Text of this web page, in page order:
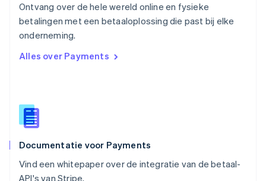
Ontvang over de hele wereld online en fysieke
betalingen met een betaaloplossing die past bij elke
onderneming.
Alles over Payments
Documentatie voor Payments
Vind een whitepaper over de integratie van de betaal-
API's van Stripe.
English
Singapore
English简体中文
EnglishItaliano
Español
Thailand
Tsjechië
Vasteland van China